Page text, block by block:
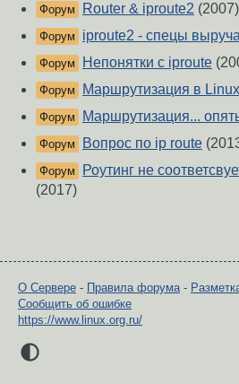
Форум Router & iproute2 (2007)
Форум iproute2 - спецы
Форум Непонятки с iproute
Форум Маршрутизация в Linux
Форум Маршрутизация...
Форум Вопрос по ip route
Форум
Роутинг не
(2017)
О Сервере - Правила форума-
Сообщить об ошибке
https://www.linux.org.ru/